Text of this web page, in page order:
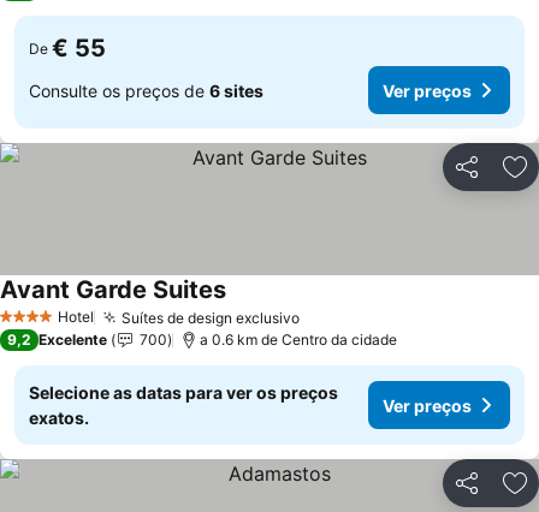
De € 55
Consulte os preços de 6 sites Ver preços
Partilhar
4 EstrelasHotel Suítes de design exclusivoVer preços
Avant Garde SuitesVer preços
9,2 Excelente 700 a 0.6 km de Centro da cidade
Selecione as datas para ver os preços
exatos.
Ver preços
Partilhar